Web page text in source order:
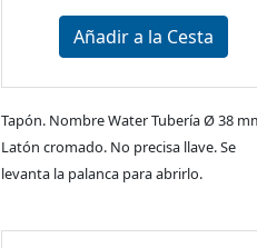
Añadir a la Cesta
Tapón. Nombre Water Tubería Ø 38
Latón cromado. No precisa llave. Se
levanta la palanca para abrirlo.